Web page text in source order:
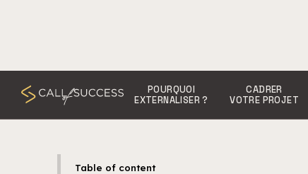
POURQUOI
EXTERNALISER ?
CADRER
VOTRE PROJET
Table of content